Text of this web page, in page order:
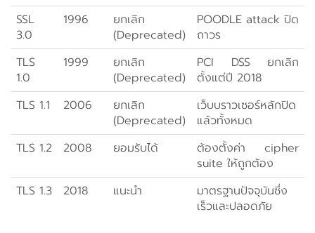
SSL
3.0
1996
ยกเลิก
(Deprecated)
POODLE attack ปิด
ถาวร
TLS
1.0
1999
ยกเลิก
(Deprecated)
PCI DSS ยกเลิก
ตั้งแต่ปี 2018
TLS 1.1
2006
ยกเลิก
(Deprecated)
เว็บบราวเซอร์หลักปิด
แล้วทั้งหมด
TLS 1.2
2008 ยอมรับได้
ต้องตั้งค่า cipher
suite ให้ถูกต้อง
TLS 1.3
2018 แนะนำ
มาตรฐานปัจจุบันซึ่ง
เร็วและปลอดภัย